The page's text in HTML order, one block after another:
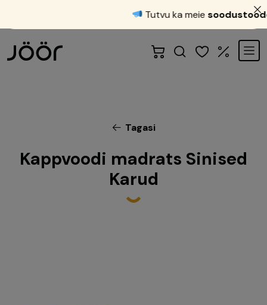
Tagasi
Kappvoodi madrats Sinised
Karud
Tutvu ka meie